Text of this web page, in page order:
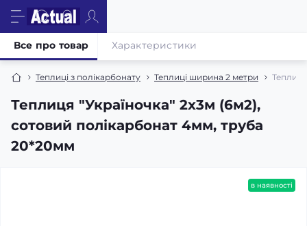
Теплиці з полікарбонату Теплиці ширина 2 метри
Теплиця "Україночка" 2х3м (6м2),
сотовий полікарбонат 4мм, труба
20*20мм
Все про товар Характеристики
в наявності